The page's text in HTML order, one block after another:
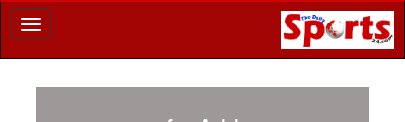
Toggle
navigation